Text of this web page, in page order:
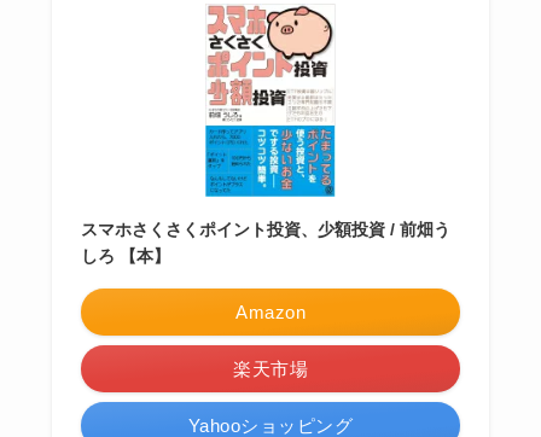
スマホさくさくポイント投資、少額投資 / 前畑う
しろ 【本】
Amazon
楽天市場
Yahooショッピング